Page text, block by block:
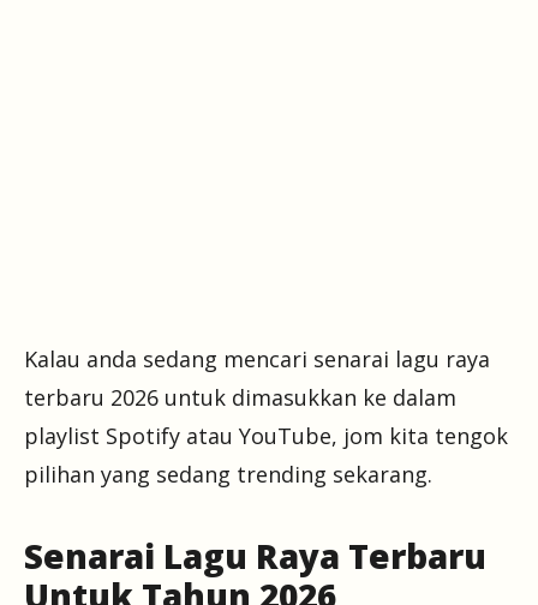
Kalau anda sedang mencari senarai lagu raya
terbaru 2026 untuk dimasukkan ke dalam
playlist Spotify atau YouTube, jom kita tengok
pilihan yang sedang trending sekarang.
Senarai Lagu Raya Terbaru
Untuk Tahun 2026